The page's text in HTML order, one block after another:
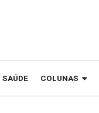
SAÚDE COLUNAS